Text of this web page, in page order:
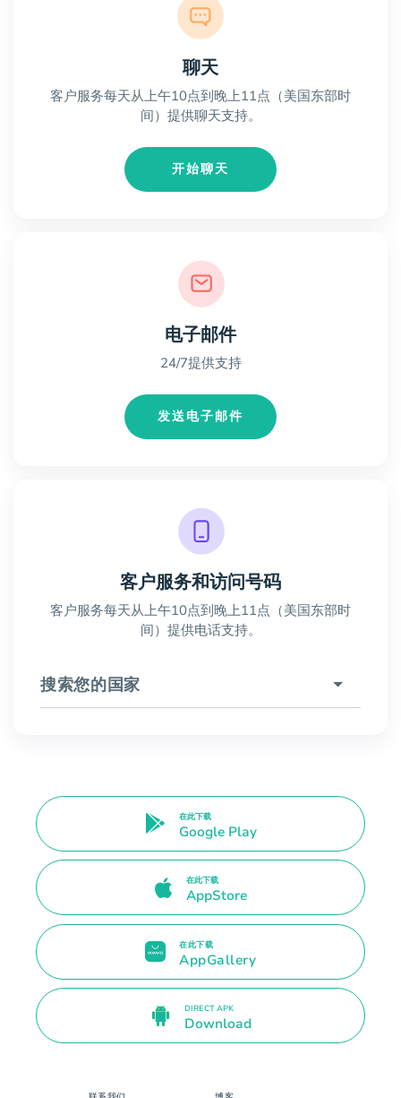
聊天
客户服务每天从上午10点到晚上11点（美国东部时
间）提供聊天支持。
开始聊天
电子邮件
24/7提供支持
发送电子邮件
客户服务和访问号码
客户服务每天从上午10点到晚上11点（美国东部时
间）提供电话支持。
搜索您的国家
在此下载
Google Play
在此下载
AppStore
在此下载
AppGallery
DIRECT APK
Download